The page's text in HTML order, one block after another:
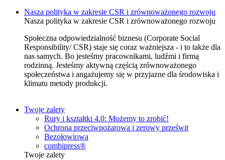
Nasza polityka w zakresie CSR i zrównoważonego rozwoju
Nasza polityka w zakresie CSR i zrównoważonego rozwoju
Społeczna odpowiedzialność biznesu (Corporate Social
Responsibility/ CSR) staje się coraz ważniejsza - i to także dla
nas samych. Bo jesteśmy pracownikami, ludźmi i firmą
rodzinną. Jesteśmy aktywną częścią zrównoważonego
społeczeństwa i angażujemy się w przyjazne dla środowiska i
klimatu metody produkcji.
Twoje zalety
Rury i kształtki 4.0: Możemy to zrobić!
Ochrona przeciwpożarowa i zerowy prześwit
Bezołowiowa
combipress®
Twoje zalety